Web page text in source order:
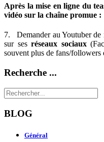
Après la mise en ligne du
vidéo sur la chaîne promue :
7. Demander au Youtuber de
sur sesréseaux sociaux
souvent plus de fans/followers
Recherche ...
BLOG
Général